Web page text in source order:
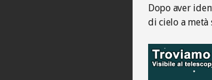
Dopo aver
di cielo a metà